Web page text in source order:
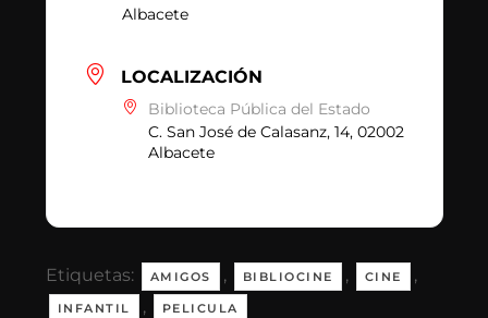
Albacete
LOCALIZACIÓN
Biblioteca Pública del Estado
C. San José de Calasanz, 14, 02002
Albacete
Etiquetas: AMIGOS , BIBLIOCINE , CINE ,
INFANTIL , PELICULA